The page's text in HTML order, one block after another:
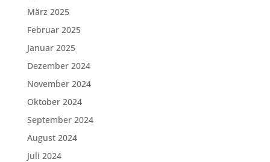
März 2025
Februar 2025
Januar 2025
Dezember 2024
November 2024
Oktober 2024
September 2024
August 2024
Juli 2024